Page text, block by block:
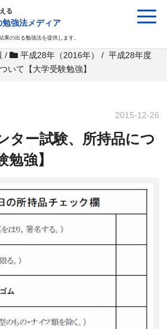
る
強法メディア
果の出る勉強法を提供します。
/ 平成28年（2016年） / 平成28年度
いて【大学受験勉強】
2015-12-26
ター試験、所持品につ
強】